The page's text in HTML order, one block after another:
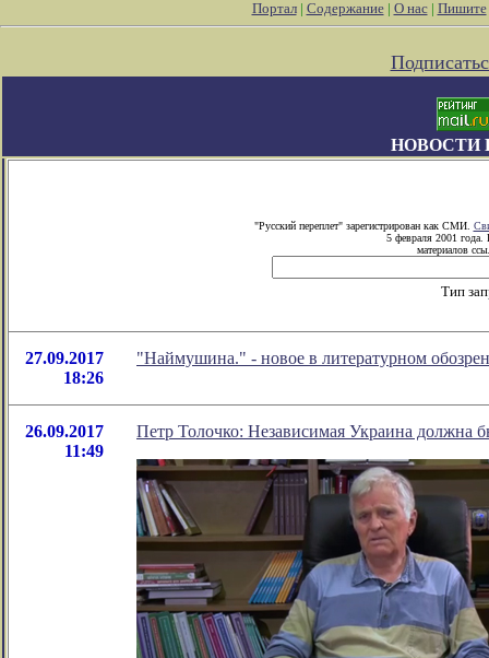
Портал| Содержание| О нас| Пишите
НОВОСТИ
"Русский переплет" зарегистрирован как СМИ.
5 февраля 2001 года.
материалов
Тип
27.09.2017
18:26
"Наймушина." - новое в литературном
26.09.2017
11:49
Петр Толочко: Независимая Украина должна